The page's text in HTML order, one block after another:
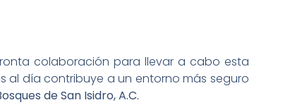
colaboración para llevar a cabo esta
al día contribuye a un entorno más seguro
de San Isidro, A.C.